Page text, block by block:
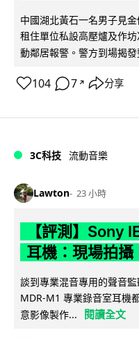
中國湖北黃石一名男子見
租住單位私設高壓爐及作
動鄰居報警。警方到場揭發
104 7 ↗ 分享
3C科技 流動音樂
Lawton 23 小時
【評測】Sony
耳機：現場拍
談到專業混音專用的聲音
MDR-M1 專業錄音室耳機
意影像製作...
閱讀全文